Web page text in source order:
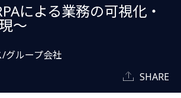
による業務の可視化・
～
グループ会社
SHARE